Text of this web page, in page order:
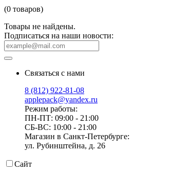
(0 товаров)
Товары не найдены.
Подписаться на наши новости:
Связаться с нами
8 (812) 922-81-08
applepack@yandex.ru
Режим работы:
ПН-ПТ: 09:00 - 21:00
СБ-ВС: 10:00 - 21:00
Магазин в Санкт-Петербурге:
ул. Рубинштейна, д. 26
Сайт